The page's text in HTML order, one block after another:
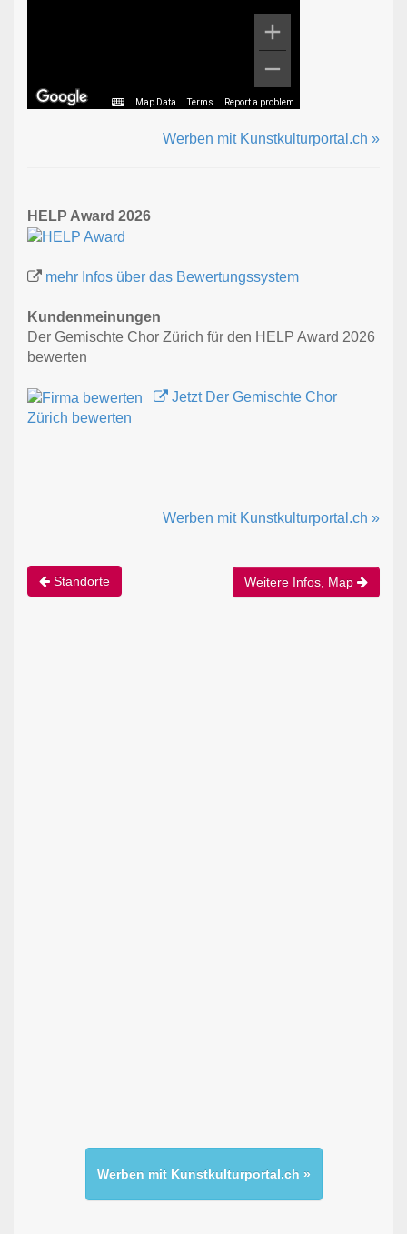
Map Data Terms Report a problem
Werben mit Kunstkulturportal.ch »
HELP Award 2026
mehr Infos über das Bewertungssystem
Kundenmeinungen
Der Gemischte Chor Zürich für den HELP Award 2026
bewerten
Jetzt Der Gemischte Chor
Zürich bewerten
Werben mit Kunstkulturportal.ch »
Standorte Weitere Infos, Map
Werben mit Kunstkulturportal.ch »